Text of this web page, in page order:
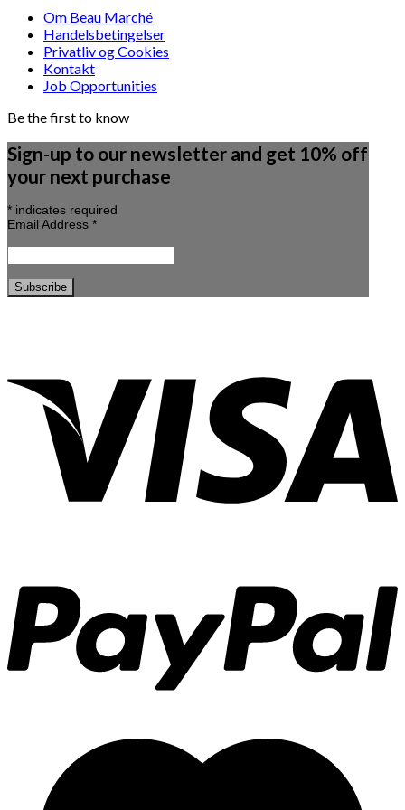
Om Beau Marché
Handelsbetingelser
Privatliv og Cookies
Kontakt
Job Opportunities
Be the first to know
Sign-up to our newsletter and get 10% off
your next purchase
* indicates required
Email Address *